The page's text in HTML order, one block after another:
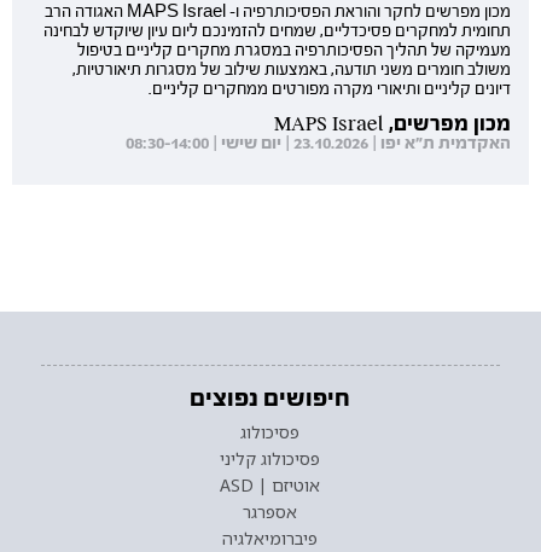
מכון מפרשים לחקר והוראת הפסיכותרפיה ו- MAPS Israel האגודה הרב
תחומית למחקרים פסיכדליים, שמחים להזמינכם ליום עיון שיוקדש לבחינה
מעמיקה של תהליך הפסיכותרפיה במסגרת מחקרים קליניים בטיפול
משולב חומרים משני תודעה, באמצעות שילוב של מסגרות תיאורטיות,
דיונים קליניים ותיאורי מקרה מפורטים ממחקרים קליניים.
מכון מפרשים, MAPS Israel
האקדמית ת"א יפו | 23.10.2026 | יום שישי | 08:30-14:00
חיפושים נפוצים
פסיכולוג
פסיכולוג קליני
אוטיזם | ASD
אספרגר
פיברומיאלגיה